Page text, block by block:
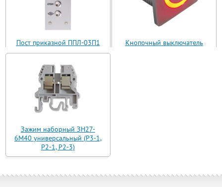
Пост приказной ППЛ-03П1
(ППЛ11-03)
Кнопочный выключатель
Зажим наборный ЗН27-
6М40 универсальный (Р3-1,
Р2-1, Р2-3)